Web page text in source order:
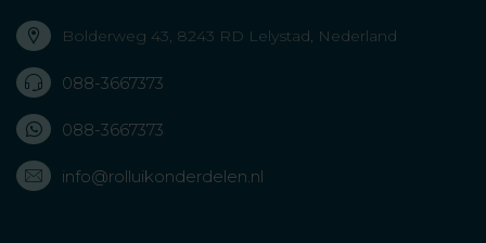
Bolderweg 43, 8243 RD Lelystad, Nederland
088-3667373
088-3667373
info@rolluikonderdelen.nl